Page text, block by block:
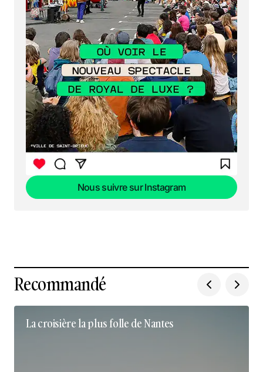
Nous suivre sur Instagram
Recommandé
La croisière la plus folle de Nantes